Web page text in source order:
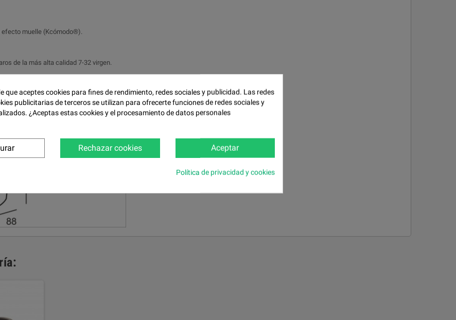
efecto muelle (Kcómodo®).
de la más alta calidad 7-32 virgen.
que aceptes cookies para fines de rendimiento, redes sociales y publicidad. Las redes
publicitarias de terceros se utilizan para ofrecerte funciones de redes sociales y
¿Aceptas estas cookies y el procesamiento de datos personales
Aceptar
Rechazar cookies
Política de privacidad y cookies